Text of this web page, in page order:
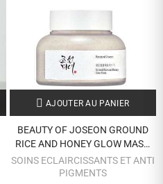
AJOUTER AU PANIER
BEAUTY OF JOSEON GROUND
RICE AND HONEY GLOW MASK
150 ML
SOINS ECLAIRCISSANTS ET ANTI
PIGMENTS